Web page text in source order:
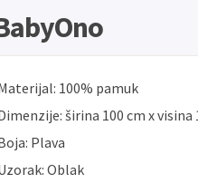
100% pamuk
širina 100 cm x visina
Plava
Oblak